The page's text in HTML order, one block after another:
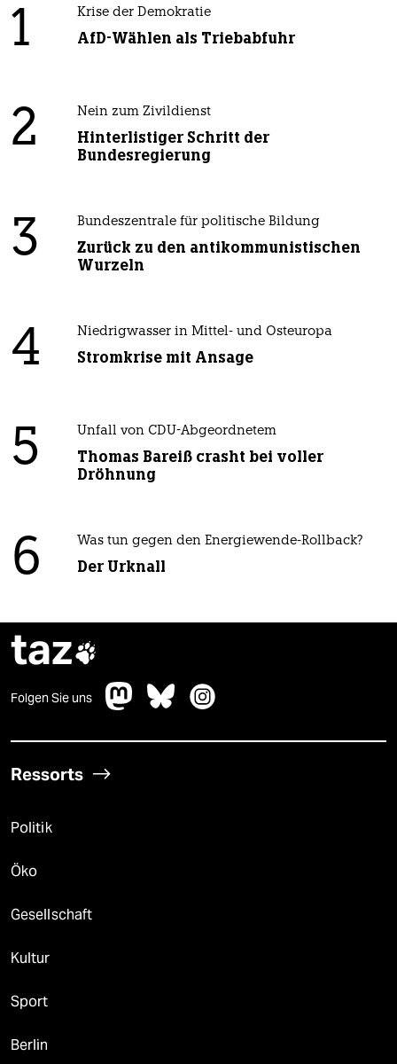
1 Krise der Demokratie
AfD-Wählen als Triebabfuhr
2 Nein zum Zivildienst
Hinterlistiger Schritt der
Bundesregierung
3 Bundeszentrale für politische Bildung
Zurück zu den antikommunistischen
Wurzeln
4 Niedrigwasser in Mittel- und Osteuropa
Stromkrise mit Ansage
5 Unfall von CDU-Abgeordnetem
Thomas Bareiß crasht bei voller
Dröhnung
6 Was tun gegen den Energiewende-Rollback?
Der Urknall
taz
Folgen Sie uns
Ressorts
Politik
Öko
Gesellschaft
Kultur
Sport
Berlin